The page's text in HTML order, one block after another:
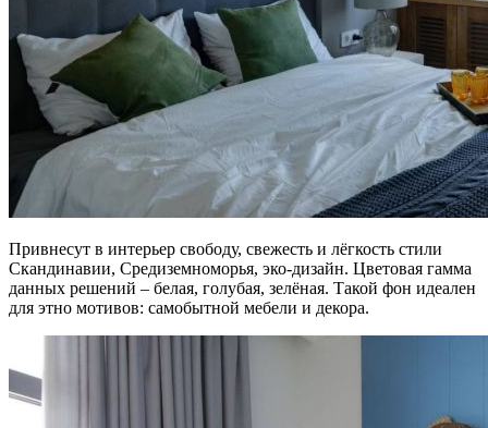
Привнесут в интерьер свободу, свежесть и лёгкость стили
Скандинавии, Средиземноморья, эко-дизайн. Цветовая гамма
данных решений – белая, голубая, зелёная. Такой фон идеален
для этно мотивов: самобытной мебели и декора.